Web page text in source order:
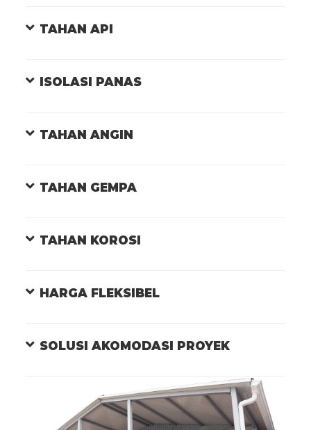
TAHAN API
ISOLASI PANAS
TAHAN ANGIN
TAHAN GEMPA
TAHAN KOROSI
HARGA FLEKSIBEL
SOLUSI AKOMODASI PROYEK